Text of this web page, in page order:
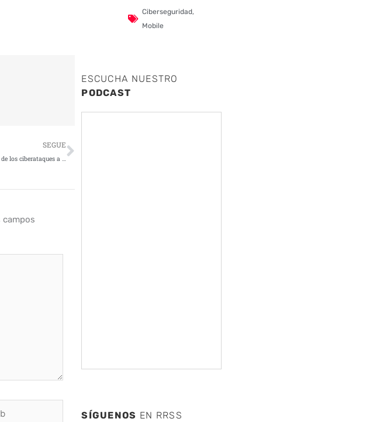
SEGUE
EMEA es el objetivo principal de los ciberataques a webs de retail
Siguiente
campos
Ciberseguridad,
Mobile
ESCUCHA NUESTRO
PODCAST
SÍGUENOS EN RRSS